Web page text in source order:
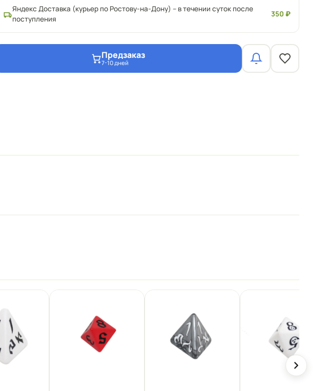
Яндекс Доставка (курьер по Ростову-на-Дону) – в течении суток после
поступления
350 ₽
Предзаказ
7-10 дней